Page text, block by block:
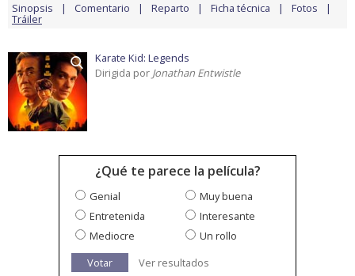
Sinopsis Comentario Reparto Ficha técnica Fotos
Tráiler
Karate Kid: Legends
Dirigida por Jonathan Entwistle
¿Qué te parece la película?
Genial
Muy buena
Entretenida
Interesante
Mediocre
Un rollo
Votar
Ver resultados